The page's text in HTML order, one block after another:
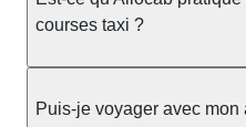
pas impacté par le nombre
station ou sur réservation,
réservation et propose un
l'avance. Chez Allocab,
courses taxi ?
réglementation
Puis-je voyager avec